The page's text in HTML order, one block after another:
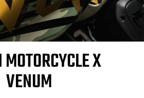
X
VENUM